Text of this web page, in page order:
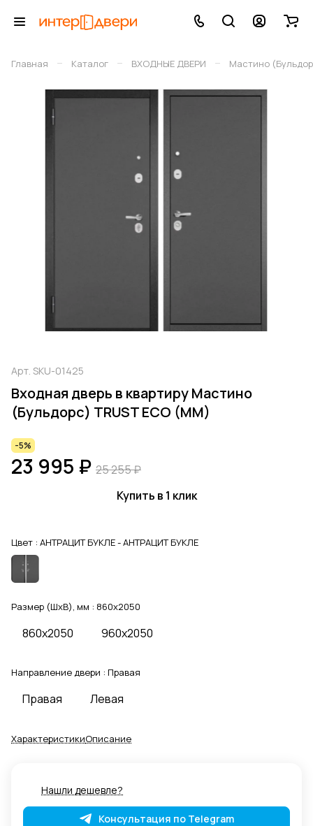
Главная – Каталог – ВХОДНЫЕ ДВЕРИ – Мастино
Арт. SKU-01425
Входная дверь в квартиру Мастино
(Бульдорс) TRUST ECO (MM)
-5%
23 995 ₽ 25 255 ₽
Купить в 1 клик
Цвет : АНТРАЦИТ БУКЛЕ - АНТРАЦИТ БУКЛЕ
Размер (ШхВ), мм : 860x2050
860x2050 960x2050
Направление двери : Правая
Правая Левая
ХарактеристикиОписание
Нашли дешевле?
Консультация по Telegram